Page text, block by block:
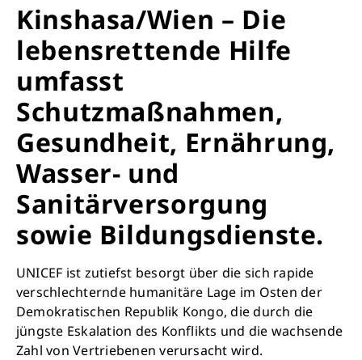
Kinshasa/Wien – Die
lebensrettende Hilfe
umfasst
Schutzmaßnahmen,
Gesundheit, Ernährung,
Wasser- und
Sanitärversorgung
sowie Bildungsdienste.
UNICEF ist zutiefst besorgt über die sich rapide
verschlechternde humanitäre Lage im Osten der
Demokratischen Republik Kongo, die durch die
jüngste Eskalation des Konflikts und die wachsende
Zahl von Vertriebenen verursacht wird.